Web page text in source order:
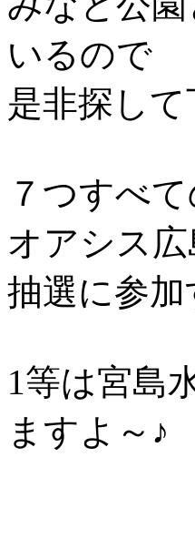
いるので
是非探して
７つすべ
オアシス
抽選に参
1等は宮島
ますよ～♪